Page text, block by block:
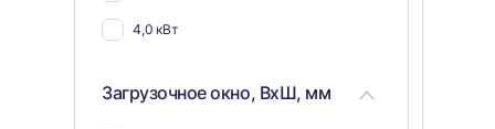
4,0 кВт
Загрузочное окно, ВхШ, мм